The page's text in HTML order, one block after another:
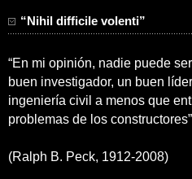
“Nihil difficile volenti”
“En mi opinión, nadie puede
buen investigador, un buen
ingeniería civil a menos que
problemas de los constructores”
(Ralph B. Peck, 1912-2008)